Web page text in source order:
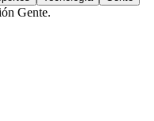
Gente.